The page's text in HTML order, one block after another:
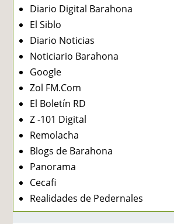
Diario Digital Barahona
El Siblo
Diario Noticias
Noticiario Barahona
Google
Zol FM.Com
El Boletín RD
Z -101 Digital
Remolacha
Blogs de Barahona
Panorama
Cecafi
Realidades de Pedernales